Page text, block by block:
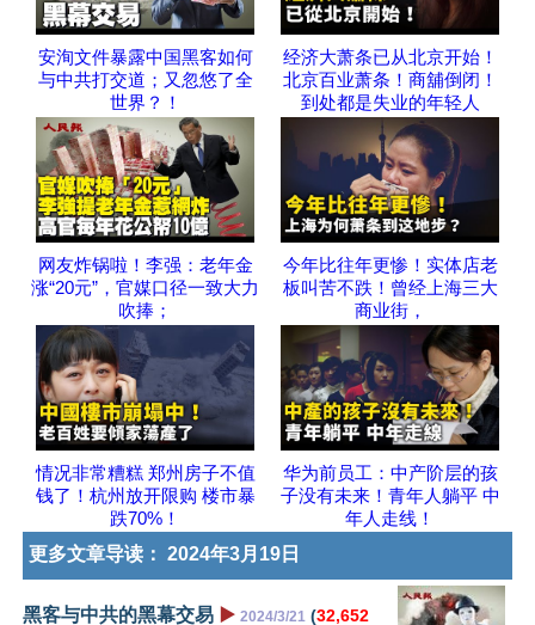
安洵文件暴露中国黑客如何
与中共打交道；又忽悠了全
世界？！
经济大萧条已从北京开始！
北京百业萧条！商舖倒闭！
到处都是失业的年轻人
网友炸锅啦！李强：老年金
涨“20元”，官媒口径一致大力
吹捧；
今年比往年更惨！实体店老
板叫苦不跌！曾经上海三大
商业街，
情况非常糟糕 郑州房子不值
钱了！杭州放开限购 楼市暴
跌70%！
华为前员工：中产阶层的孩
子没有未来！青年人躺平 中
年人走线！
更多文章导读： 2024年3月19日
黑客与中共的黑幕交易 ▶️ 2024/3/21 (32,652